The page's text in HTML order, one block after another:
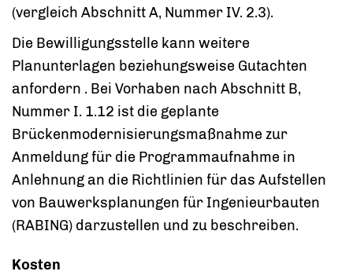
(vergleich Abschnitt A, Nummer IV. 2.3).
Die Bewilligungsstelle kann weitere
Planunterlagen beziehungsweise Gutachten
anfordern . Bei Vorhaben nach Abschnitt B,
Nummer I. 1.12 ist die geplante
Brückenmodernisierungsmaßnahme zur
Anmeldung für die Programmaufnahme in
Anlehnung an die Richtlinien für das Aufstellen
von Bauwerksplanungen für Ingenieurbauten
(RABING) darzustellen und zu beschreiben.
Kosten